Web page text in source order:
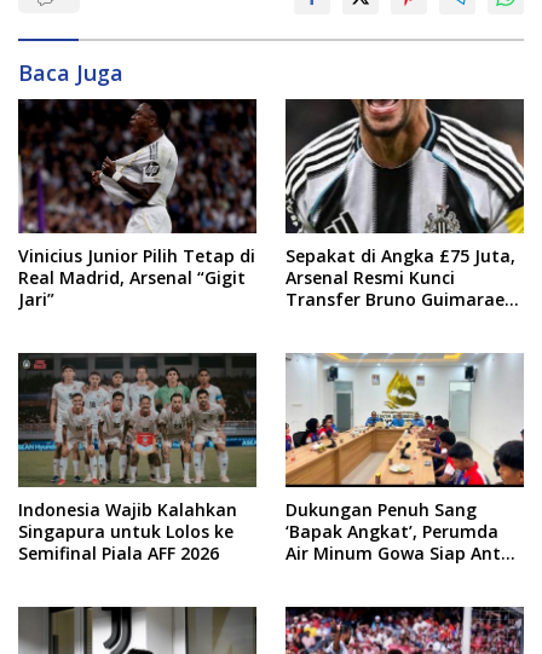
Baca Juga
Vinicius Junior Pilih Tetap di
Real Madrid, Arsenal “Gigit
Jari”
Sepakat di Angka £75 Juta,
Arsenal Resmi Kunci
Transfer Bruno Guimaraes
Indonesia Wajib Kalahkan
Singapura untuk Lolos ke
Semifinal Piala AFF 2026
Dukungan Penuh Sang
‘Bapak Angkat’, Perumda
Air Minum Gowa Siap Antar